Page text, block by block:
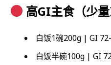
高GI主食（少量
白饭1碗200g | GI
白饭半碗100g | GI